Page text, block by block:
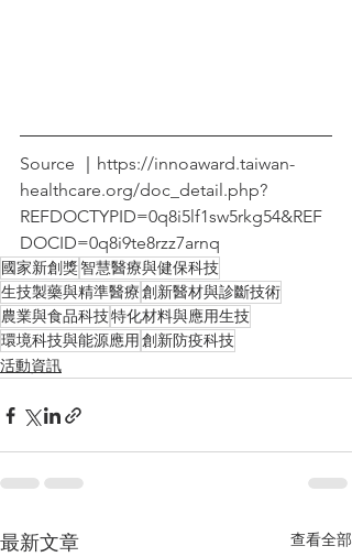
Source ｜https://innoaward.taiwan-
healthcare.org/doc_detail.php?
REFDOCTYPID=0q8i5lf1sw5rkg54&REF
DOCID=0q8i9te8rzz7arnq
國家新創獎智慧醫療與健保科技
生技製藥與精準醫療創新醫材與診斷技術
農業與食品科技特化材料與應用生技
環境科技與能源應用創新防疫科技
活動資訊
最新文章 查看全部